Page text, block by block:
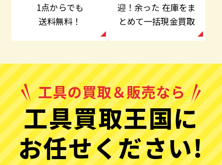
1点からでも
送料無料！
迎！余った 在庫をま
とめて一括現金買取
工具買取王国に
お任せください!